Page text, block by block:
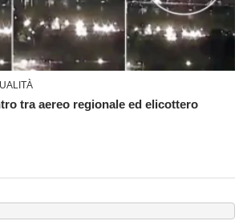
tra aereo regionale ed elicottero